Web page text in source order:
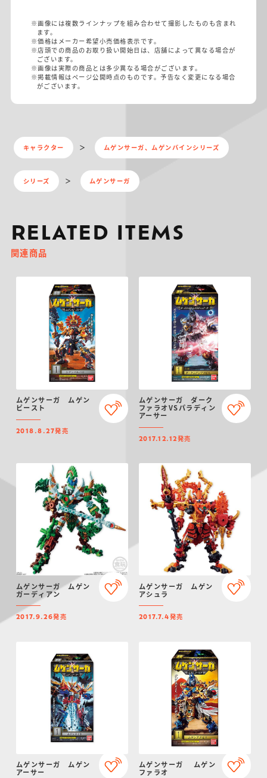
※画像には複数ラインナップを組み合わせて撮影したものも含まれ
ます。
※価格はメーカー希望小売価格表示です。
※店頭での商品のお取り扱い開始日は、店舗によって異なる場合が
ございます。
※画像は実際の商品とは多少異なる場合がございます。
※掲載情報はページ公開時点のものです。予告なく変更になる場合
がございます。
キャラクター ムゲンサーガ、ムゲンバインシリーズ
シリーズ ムゲンサーガ
RELATED ITEMS
関連商品
ムゲンサーガ ムゲン
ビースト
2018.8.27発売
ムゲンサーガ ダーク
ファラオVSパラディン
アーサー
2017.12.12発売
ムゲンサーガ ムゲン
ガーディアン
2017.9.26発売
ムゲンサーガ ムゲン
アシュラ
2017.7.4発売
ムゲンサーガ ムゲン
アーサー
ムゲンサーガ ムゲン
ファラオ